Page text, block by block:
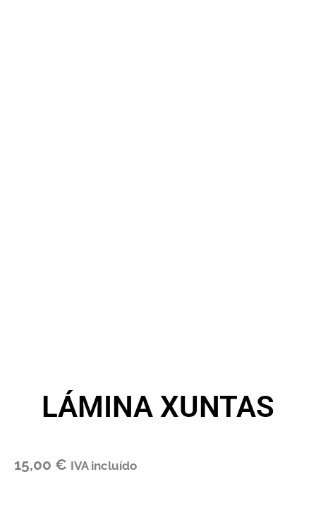
LÁMINA XUNTAS
15,00 € IVA incluído